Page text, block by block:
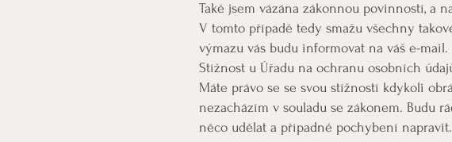
Také jsem vázána zákonnou povinností, a
V tomto případě tedy smažu všechny
výmazu vás budu informovat na váš e-mail.
Stížnost u Úřadu na ochranu osobních
Máte právo se se svou stížností kdykoli
nezacházím v souladu se zákonem. Budu
něco udělat a případné pochybení napravit.